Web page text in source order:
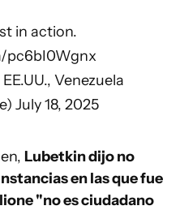
in action.
pc6bI0Wgnx
Venezuela
July 18, 2025
Lubetkin dijo no
en las que fue
"no es ciudadano